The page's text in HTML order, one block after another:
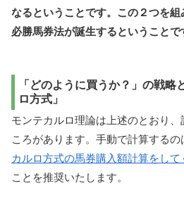
なるということです。この２つを
必勝馬券法が誕生するということで
「どのように買うか？」の戦略
ロ方式」
モンテカルロ理論は上述のとおり
ころがあります。手動で計算するの
カルロ方式の馬券購入額計算をして
ことを推奨いたします。